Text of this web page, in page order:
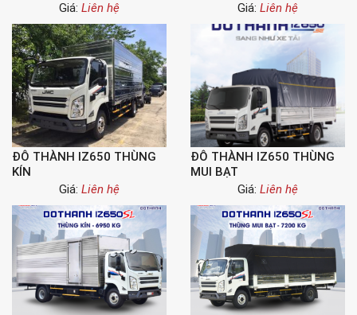
Giá: Liên hệ
Giá: Liên hệ
ĐÔ THÀNH IZ650 THÙNG
KÍN
Giá: Liên hệ
ĐÔ THÀNH IZ650 THÙNG
MUI BẠT
Giá: Liên hệ